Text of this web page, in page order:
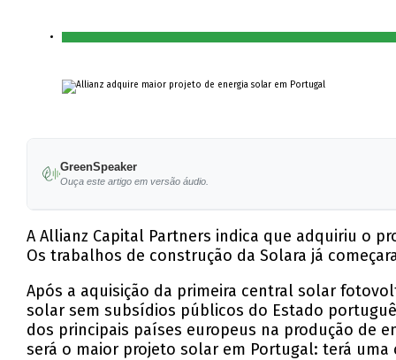
GreenSpeaker
Ouça este artigo em versão áudio.
A Allianz Capital Partners indica que adquiriu o
Os trabalhos de construção da Solara já
Após a aquisição da primeira central solar
solar sem subsídios públicos do Estado
dos principais países europeus na produção de
será o maior projeto solar em Portugal: terá uma